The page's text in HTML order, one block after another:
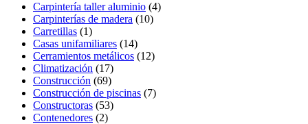
Carpintería taller aluminio (4)
Carpinterías de madera (10)
Carretillas (1)
Casas unifamiliares (14)
Cerramientos metálicos (12)
Climatización (17)
Construcción (69)
Construcción de piscinas (7)
Constructoras (53)
Contenedores (2)